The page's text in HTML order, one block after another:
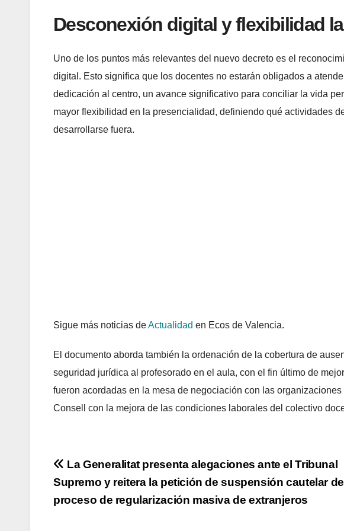
Desconexión digital y flexibilidad
Uno de los puntos más relevantes del nuevo decreto es el
digital. Esto significa que los docentes no estarán obligados a
dedicación al centro, un avance significativo para conciliar la vida
mayor flexibilidad en la presencialidad, definiendo qué actividades
desarrollarse fuera.
Sigue más noticias deActualidad en Ecos de Valencia.
El documento aborda también la ordenación de la cobertura de
seguridad jurídica al profesorado en el aula, con el fin último de
fueron acordadas en la mesa de negociación con las
Consell con la mejora de las condiciones laborales del colectivo
Navegación
de
La Generalitat presenta alegaciones ante el Tribunal
Supremo y reitera la petición de suspensión cautelar del
proceso de regularización masiva de extranjeros